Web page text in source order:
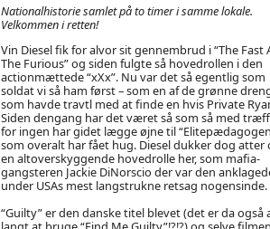
Nationalhistorie samlet på to timer i samme lokale.
Velkommen i retten!
Vin Diesel fik for alvor sit gennembrud i “The Fast
The Furious” og siden fulgte så hovedrollen i den
actionmættede “xXx”. Nu var det så egentlig som
soldat vi så ham først – som en af de grønne
som havde travtl med at finde en hvis Private
Siden dengang har det været så som så med
for ingen har gidet lægge øjne til
som overalt har fået hug. Diesel dukker dog atter
en altoverskyggende hovedrolle her, som mafia-
gangsteren Jackie DiNorscio der var den
under USAs mest langstrukne retsag nogensinde.
“Guilty” er den danske titel blevet (det er da også